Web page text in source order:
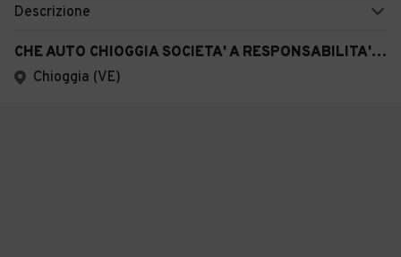
Descrizione
CHE AUTO CHIOGGIA SOCIETA' A RESPONSABILITA' LIMITATA SEMPLIFICAT A
Chioggia (VE)